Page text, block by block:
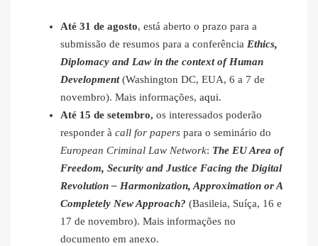
Até 31 de agosto, está aberto o prazo para a
submissão de resumos para a conferência Ethics,
Diplomacy and Law in the context of Human
Development(Washington DC, EUA, 6 a 7 de
novembro). Mais informações, aqui.
Até 15 de setembro, os interessados poderão
responder à call for papers para o seminário do
European Criminal Law Network: The EU Area of
Freedom, Security and Justice Facing the Digital
Revolution – Harmonization, Approximation or A
Completely New Approach? (Basileia, Suíça, 16 e
17 de novembro). Mais informações no
documento em anexo.